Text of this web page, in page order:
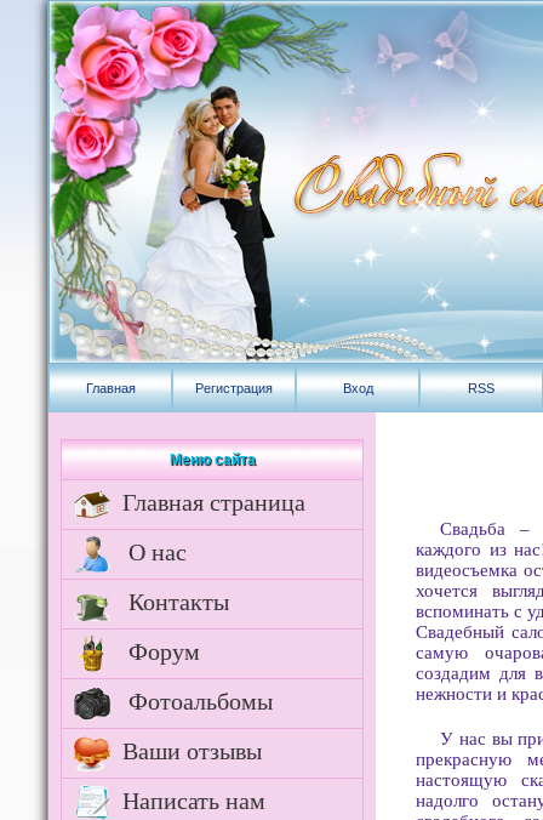
Главная Регистрация Вход RSS
Меню сайта
Главная страница
О нас
Контакты
Форум
Фотоальбомы
Ваши отзывы
Написать нам
Свадьба –
каждого из
видеосъемка
хочется
вспоминать с
Свадебный
самую
создадим для
нежности и
У нас вы
прекрасную
настоящую
надолго